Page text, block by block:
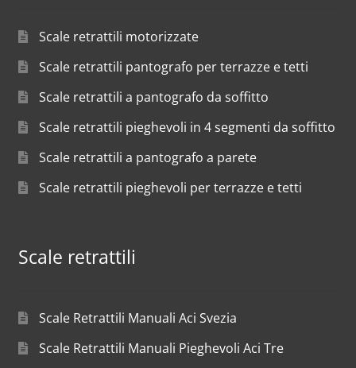
Scale retrattili motorizzate
Scale retrattili pantografo per terrazze e tetti
Scale retrattili a pantografo da soffitto
Scale retrattili pieghevoli in 4 segmenti da soffitto
Scale retrattili a pantografo a parete
Scale retrattili pieghevoli per terrazze e tetti
Scale retrattili
Scale Retrattili Manuali Aci Svezia
Scale Retrattili Manuali Pieghevoli Aci Tre